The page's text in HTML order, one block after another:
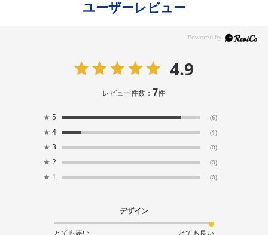
ユーザーレビュー
4.9
レビュー件数： 7件
★ 5 (6)
★ 4 (1)
★ 3 (0)
★ 2 (0)
★ 1 (0)
デザイン